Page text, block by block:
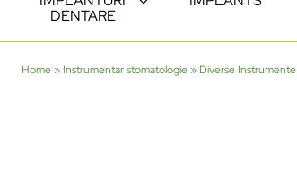
DENTARE
Home » Instrumentar stomatologie » Diverse Instrumente